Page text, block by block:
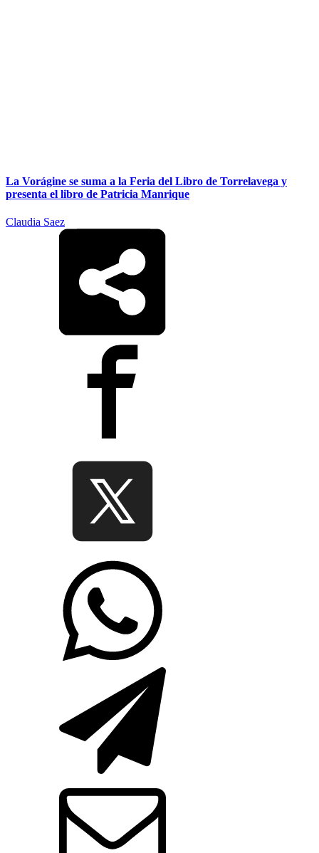
La Vorágine se suma a la Feria del Libro de Torrelavega y
presenta el libro de Patricia Manrique
Claudia Saez